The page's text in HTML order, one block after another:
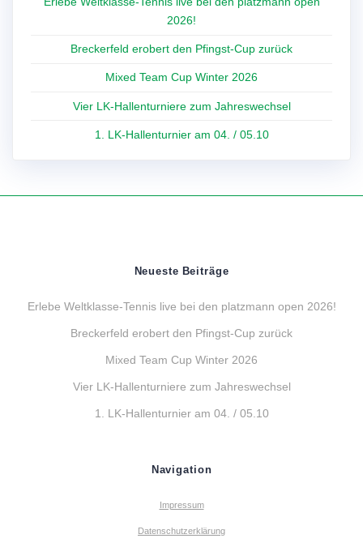
2026!
Breckerfeld erobert den Pfingst-Cup zurück
Mixed Team Cup Winter 2026
Vier LK-Hallenturniere zum Jahreswechsel
1. LK-Hallenturnier am 04. / 05.10
Neueste Beiträge
Erlebe Weltklasse-Tennis live bei den platzmann open 2026!
Breckerfeld erobert den Pfingst-Cup zurück
Mixed Team Cup Winter 2026
Vier LK-Hallenturniere zum Jahreswechsel
1. LK-Hallenturnier am 04. / 05.10
Navigation
Impressum
Datenschutzerklärung